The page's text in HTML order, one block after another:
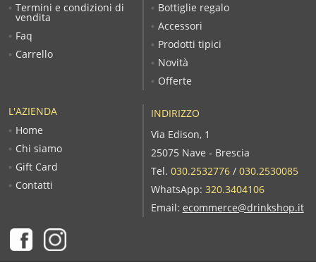
L'AZIENDA
Home
Chi siamo
Gift Card
Contatti
Bottiglie regalo
Accessori
Prodotti tipici
Novità
Offerte
Termini e condizioni di
vendita
Faq
Carrello
INDIRIZZO
Via Edison, 1
25075 Nave - Brescia
Tel. 030.2532776/ 030.2530085
WhatsApp: 320.3404106
Email: ecommerce@drinkshop.it